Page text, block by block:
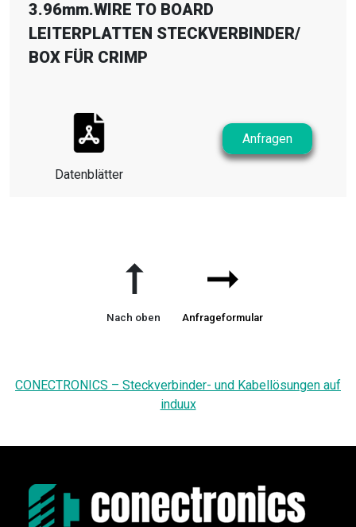
3.96mm.WIRE TO BOARD
LEITERPLATTEN STECKVERBINDER/
BOX FÜR CRIMP
Datenblätter
Anfragen
➞
Nach oben
➞
Anfrageformular
CONECTRONICS – Steckverbinder- und Kabellösungen auf
induux